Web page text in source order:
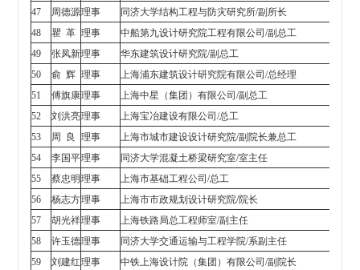
47
周德源理事
同济大学结构工程与防灾研究所/副所长
48
瞿 革 理事
中船第九设计研究院工程有限公司/副总工
49
张凤新理事
华东建筑设计研究院/副总工
50
俞 辉 理事
上海浦东建筑设计研究院有限公司/总经理
51
傅旗康理事
上海中星（集团）有限公司/副总工
52
刘洪亮理事
上海宝冶建设有限公司/总工
53
周 良 理事
上海市城市建设设计研究院/副院长兼总工
54
李国平理事
同济大学混凝土桥梁研究室/室主任
55
蔡忠明 理事
上海市基础工程公司/总工
56
杨志方理事
上海市市政规划设计研究院/院长
57
胡光祥理事
上海铁路局总工程师室/副主任
58
许玉德理事
同济大学交通运输与工程学院/系副主任
59
刘建红理事 中铁上海设计院（集团）有限公司/副院长